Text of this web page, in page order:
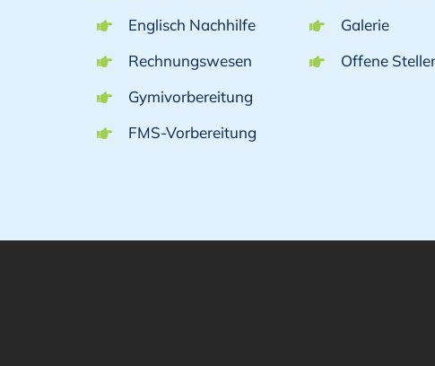
Englisch Nachhilfe
Rechnungswesen
Gymivorbereitung
FMS-Vorbereitung
Galerie
Offene